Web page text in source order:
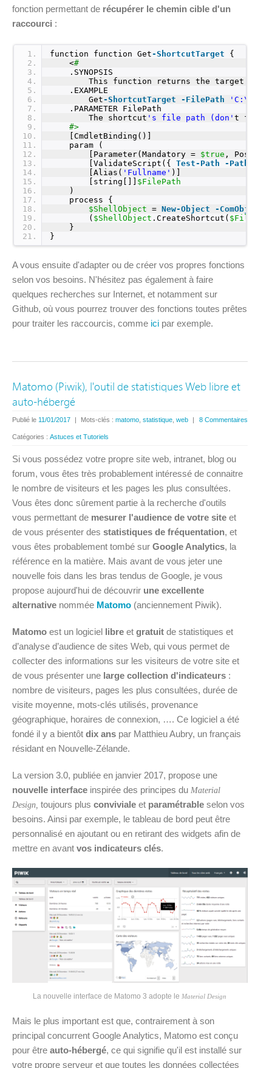
fonction permettant de récupérer le chemin cible d'un
raccourci :
1
2
3
4
5
6
7
8
9
10
11
12
13
14
15
16
17
18
19
20
21
function function Get-ShortcutTarget
{
<#
.SYNOPSIS
This function returns the target of a
.EXAMPLE
Get -ShortcutTarget -FilePath
.PARAMETER FilePath
The shortcut 's file path (don't
#>
[CmdletBinding()]
param (
[Parameter(Mandatory = $true ,
[ValidateScript({ Test-Path -Path
[Alias( 'Fullname' )]
[string[]] $FilePath
)
process {
$ShellObject
= New-Object -ComObject
( $ShellObject .CreateShortcut(
}
}
A vous ensuite d'adapter ou de créer vos propres fonctions
selon vos besoins. N'hésitez pas également à faire
quelques recherches sur Internet, et notamment sur
Github, où vous pourrez trouver des fonctions toutes prêtes
pour traiter les raccourcis, comme ici par exemple.
Matomo (Piwik), l'outil de statistiques Web libre et
auto-hébergé
8 Commentaires
Publié le 11/01/2017 | Mots-clés : matomo statistique web |
Catégories : Astuces et Tutoriels
Si vous possédez votre propre site web, intranet, blog ou
forum, vous êtes très probablement intéressé de connaitre
le nombre de visiteurs et les pages les plus consultées.
Vous êtes donc sûrement partie à la recherche d'outils
vous permettant de mesurer l'audience de votre site et
de vous présenter des statistiques de fréquentation, et
vous êtes probablement tombé sur Google Analytics, la
référence en la matière. Mais avant de vous jeter une
nouvelle fois dans les bras tendus de Google, je vous
propose aujourd'hui de découvrir une excellente
alternative nommée Matomo (anciennement Piwik).
Matomo est un logiciel libre et gratuit de statistiques et
d’analyse d’audience de sites Web, qui vous permet de
collecter des informations sur les visiteurs de votre site et
de vous présenter une large collection d'indicateurs :
nombre de visiteurs, pages les plus consultées, durée de
visite moyenne, mots-clés utilisés, provenance
géographique, horaires de connexion, …. Ce logiciel a été
fondé il y a bientôt dix ans par Matthieu Aubry, un français
résidant en Nouvelle-Zélande.
La version 3.0, publiée en janvier 2017, propose une
nouvelle interface inspirée des principes du Material
Design, toujours plus conviviale et paramétrable selon vos
besoins. Ainsi par exemple, le tableau de bord peut être
personnalisé en ajoutant ou en retirant des widgets afin de
mettre en avant vos indicateurs clés.
La nouvelle interface de Matomo 3 adopte leMaterial Design
Mais le plus important est que, contrairement à son
principal concurrent Google Analytics, Matomo est conçu
pour être auto-hébergé, ce qui signifie qu'il est installé sur
votre propre serveur et que toutes les données collectées